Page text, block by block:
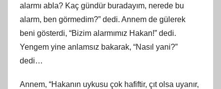
alarmı abla? Kaç gündür buradayım, nerede bu
alarm, ben görmedim?” dedi. Annem de gülerek
beni gösterdi, “Bizim alarmımız Hakan!” dedi.
Yengem yine anlamsız bakarak, “Nasıl yani?”
dedi…
Annem, “Hakanın uykusu çok hafiftir, çıt olsa uyanır,